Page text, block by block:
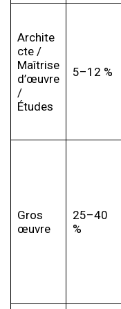
Archite
cte /
Maîtrise
d’œuvre
/
Études
5–12 %
Gros
œuvre
25–40
%